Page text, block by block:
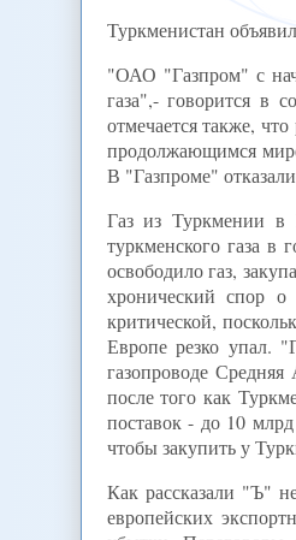
Туркменистан
"ОАО "Газпром" с
газа",- говорится в
отмечается также,
продолжающимся
В "Газпроме"
Газ из Туркмении в
туркменского газа в
освободило газ,
хронический спор
критической,
Европе резко упал.
газопроводе
после того как
поставок - до 10
чтобы закупить у
Как рассказали "Ъ"
европейских